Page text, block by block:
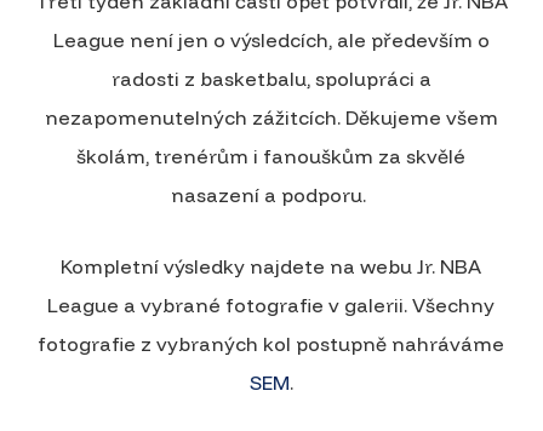
League není jen o výsledcích, ale především o
radosti z basketbalu, spolupráci a
nezapomenutelných zážitcích. Děkujeme všem
školám, trenérům i fanouškům za skvělé
nasazení a podporu.
Kompletní výsledky najdete na webu Jr. NBA
League a vybrané fotografie v galerii. Všechny
fotografie z vybraných kol postupně nahráváme
SEM.